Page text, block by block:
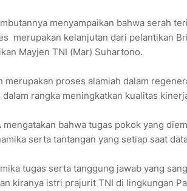
menyampaikan bahwa serah
merupakan kelanjutan dari pelantikan
Mayjen TNI (Mar) Suhartono.
merupakan proses alamiah dalam
rangka meningkatkan kualitas
mengatakan bahwa tugas pokok yang
serta tantangan yang setiap saat
tugas serta tanggung jawab yang
kiranya istri prajurit TNI di lingkungan